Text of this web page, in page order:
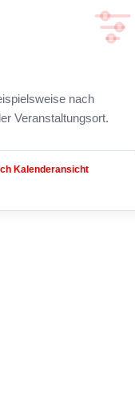
nach
Veranstaltungsort.
Kalenderansicht